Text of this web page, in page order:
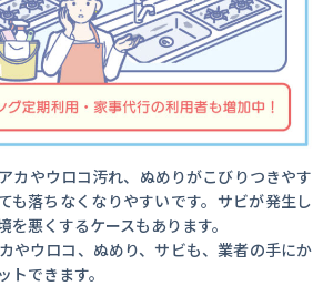
カやウロコ汚れ、ぬめりがこびりつきやす
も落ちなくなりやすいです。サビが発生し
を悪くするケースもあります。
やウロコ、ぬめり、サビも、業者の手にか
できます。